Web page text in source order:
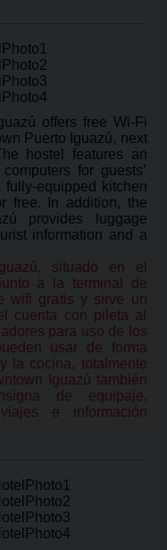
offers free Wi-Fi
Puerto Iguazú, next
hostel features an
for guests’
equipped kitchen
free. In addition, the
provides luggage
information and a
situado en el
a la terminal de
wifi gratis y sirve un
cuenta con pileta al
para uso de los
usar de forma
la cocina, totalmente
Iguazú también
de equipaje,
e información